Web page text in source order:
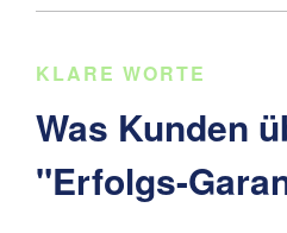
KLARE WORTE
Was Kunden
"Erfolgs-